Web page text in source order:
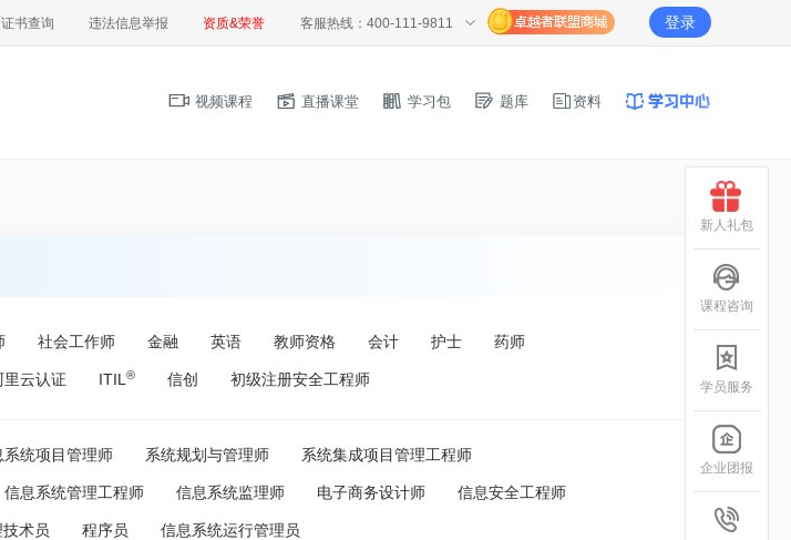
书查询 违法信息举报 资质&荣誉 客服热线：400-111-9811 登录
视频课程 直播课堂 学习包 题库 资料
社会工作师 金融 英语 教师资格 会计 护士 药师
里云认证 ITIL ® 信创 初级注册安全工程师
系统项目管理师 系统规划与管理师 系统集成项目管理工程师
信息系统管理工程师 信息系统监理师 电子商务设计师 信息安全工程师
术员 程序员 信息系统运行管理员
新人礼包
课程咨询
学员服务
企业团报